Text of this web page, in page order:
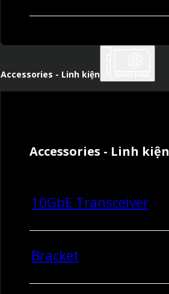
Accessories - Linh kiện
Accessories - Linh kiện
10GbE Transceiver
Bracket